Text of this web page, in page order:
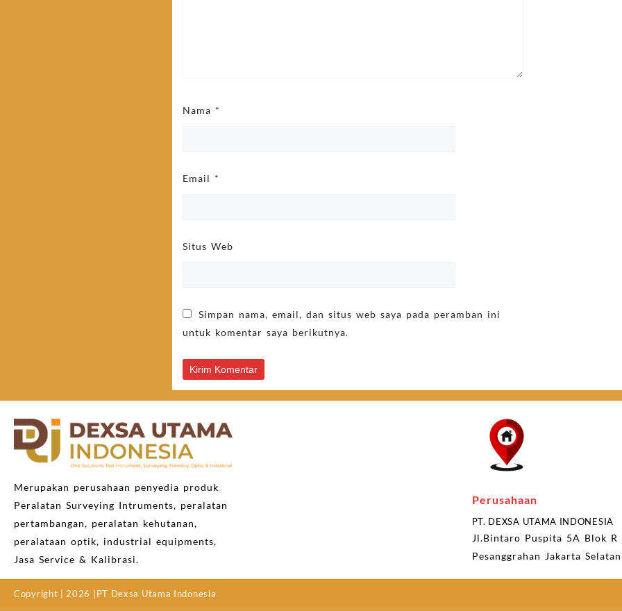
Nama *
Email *
Situs Web
Simpan nama, email, dan situs web saya pada peramban ini
untuk komentar saya berikutnya.
Merupakan perusahaan penyedia produk
Peralatan Surveying Intruments, peralatan
pertambangan, peralatan kehutanan,
peralataan optik, industrial equipments,
Jasa Service & Kalibrasi.
Perusahaan
PT. DEXSA UTAMA INDONESIA
Jl.Bintaro Puspita 5A Blok R
Pesanggrahan Jakarta
Copyright | 2026 |PT Dexsa Utama Indonesia